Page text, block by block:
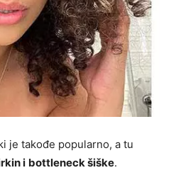
je takođe popularno, a tu
i bottleneck šiške.